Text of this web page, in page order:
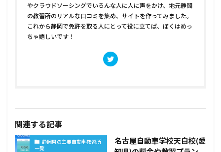
やクラウドソーシングでいろんな人に人に声をかけ、地元静岡
の教習所のリアルな口コミを集め、サイトを作ってみました。
これから静岡で免許を取る人にとって役に立てば、ぼくはめっ
ちゃ嬉しいです！
関連する記事
静岡県の主要自動車教習所
一覧
名古屋自動車学校天白校(愛